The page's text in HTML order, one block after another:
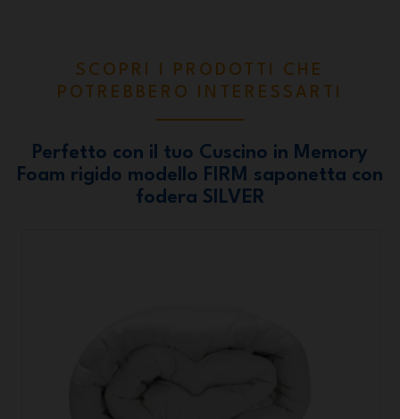
SCOPRI I PRODOTTI CHE
POTREBBERO INTERESSARTI
Perfetto con il tuo Cuscino in Memory
Foam rigido modello FIRM saponetta con
fodera SILVER